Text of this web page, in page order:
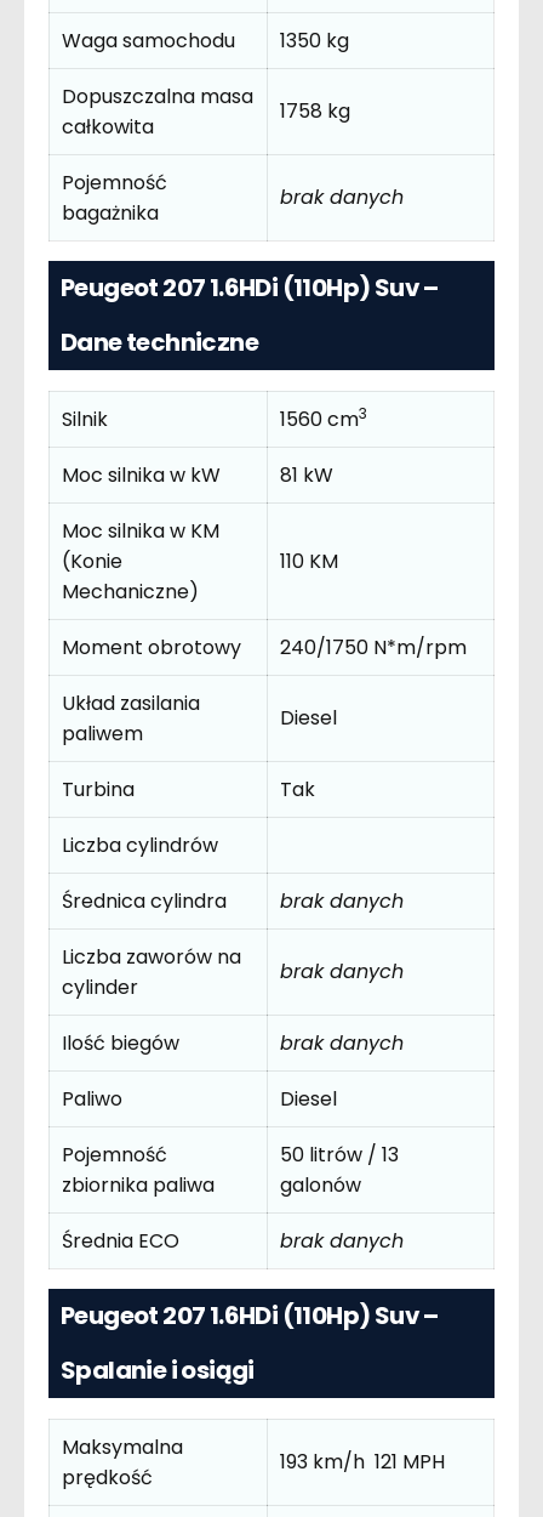
Waga samochodu
1350 kg
Dopuszczalna masa
całkowita
1758 kg
Pojemność
bagażnika
brak danych
Peugeot 207 1.6HDi (110Hp) Suv –
Dane techniczne
Silnik 1560 cm3
Moc silnika w kW
81 kW
Moc silnika w KM
(Konie
Mechaniczne)
110 KM
Moment obrotowy
240/1750 N*m/rpm
Układ zasilania
paliwem
Diesel
Turbina
Tak
Liczba cylindrów
Średnica cylindra
brak danych
Liczba zaworów na
cylinder
brak danych
Ilość biegów
brak danych
Paliwo
Diesel
Pojemność
zbiornika paliwa
50 litrów / 13
galonów
Średnia ECO
brak danych
Peugeot 207 1.6HDi (110Hp) Suv –
Spalanie i osiągi
Maksymalna
prędkość
193 km/h 121 MPH